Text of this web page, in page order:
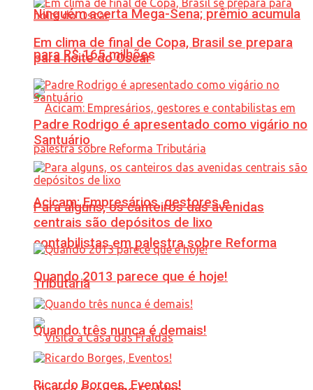
Ninguém acerta Mega-Sena; prêmio acumula
para R$ 165 milhões
Acicam: Empresários, gestores e
contabilistas em palestra sobre Reforma
Tributária
Em clima de final de Copa, Brasil se prepara
para noite do Oscar
Padre Rodrigo é apresentado como vigário no
Santuário
Para alguns, os canteiros das avenidas
centrais são depósitos de lixo
Quando 2013 parece que é hoje!
Quando três nunca é demais!
Ricardo Borges, Eventos!